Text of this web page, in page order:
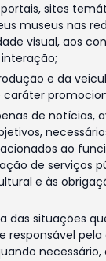
sites
museus nas
visual, aos
e da
de notícias,
ao
de serviços
e às
das situações
responsável
necessário,